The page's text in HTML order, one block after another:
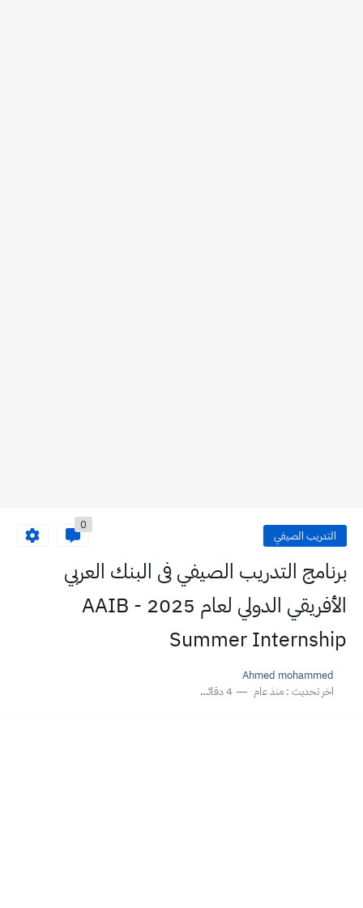
التدريب الصيفي
0
برنامج التدريب الصيفي فى البنك العربي
الأفريقي الدولي لعام 2025 - AAIB
Summer Internship
Ahmed mohammed
اخر تحديث :منذ عام 4 دقائق للقراءة